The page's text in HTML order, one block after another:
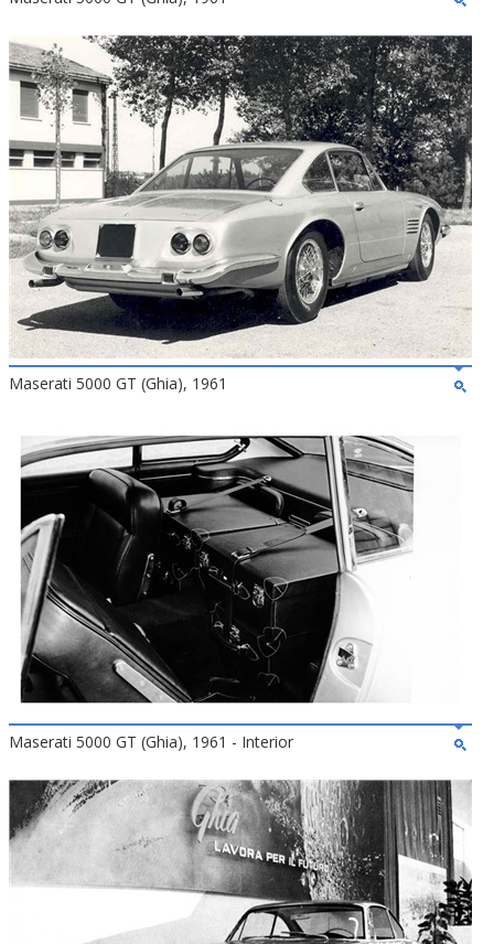
Maserati 5000 GT (Ghia), 1961
Maserati 5000 GT (Ghia), 1961 - Interior